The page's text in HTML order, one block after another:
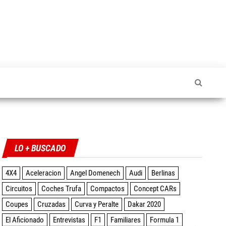
LO + BUSCADO
4X4 Aceleracion Angel Domenech Audi
Berlinas
Circuitos
Coches Trufa Compactos
Concept CARs
Coupes
Cruzadas Curva y Peralte
Dakar 2020
El Aficionado
Entrevistas F1 Familiares
Formula 1